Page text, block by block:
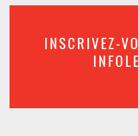
INSCRIVEZ-